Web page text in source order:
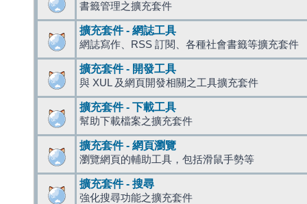
書籤管理之擴充套件
擴充套件 - 網誌工具
網誌寫作、RSS 訂閱、各種社會書籤等擴充套件
擴充套件 - 開發工具
與 XUL 及網頁開發相關之工具擴充套件
擴充套件 - 下載工具
幫助下載檔案之擴充套件
擴充套件 - 網頁瀏覽
瀏覽網頁的輔助工具，包括滑鼠手勢等
擴充套件 - 搜尋
強化搜尋功能之擴充套件